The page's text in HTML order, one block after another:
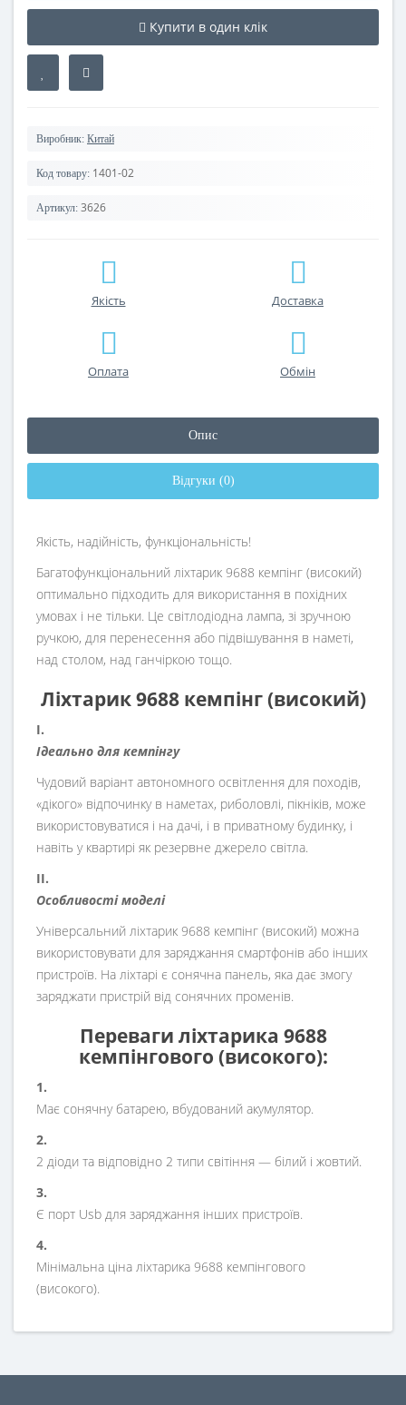
Купити в один клік
Виробник: Китай
Код товару: 1401-02
Артикул: 3626
Якість Доставка
Оплата Обмін
Опис
Відгуки (0)
Якість, надійність, функціональність!
Багатофункціональний ліхтарик 9688 кемпінг (високий)
оптимально підходить для використання в похідних
умовах і не тільки. Це світлодіодна лампа, зі зручною
ручкою, для перенесення або підвішування в наметі,
над столом, над ганчіркою тощо.
Ліхтарик 9688 кемпінг (високий)
I.
Ідеально для кемпінгу
Чудовий варіант автономного освітлення для походів,
«дікого» відпочинку в наметах, риболовлі, пікніків, може
використовуватися і на дачі, і в приватному будинку, і
навіть у квартирі як резервне джерело світла.
II.
Особливості моделі
Універсальний ліхтарик 9688 кемпінг (високий) можна
використовувати для заряджання смартфонів або інших
пристроїв. На ліхтарі є сонячна панель, яка дає змогу
заряджати пристрій від сонячних променів.
Переваги ліхтарика 9688
кемпінгового (високого):
1.
Має сонячну батарею, вбудований акумулятор.
2.
2 діоди та відповідно 2 типи світіння — білий і жовтий.
3.
Є порт Usb для заряджання інших пристроїв.
4.
Мінімальна ціна ліхтарика 9688 кемпінгового
(високого).